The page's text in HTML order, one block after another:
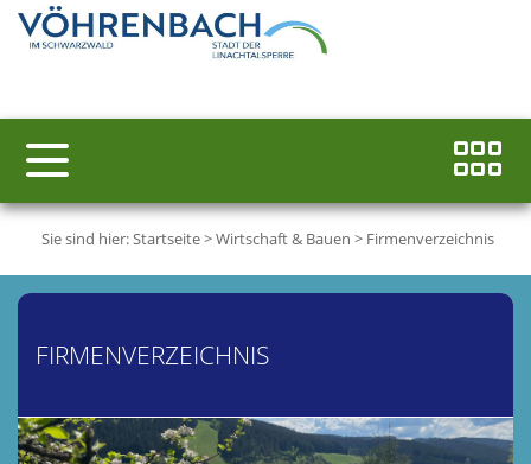
Sie sind hier:Startseite>Wirtschaft & Bauen > Firmenverzeichnis
FIRMENVERZEICHNIS